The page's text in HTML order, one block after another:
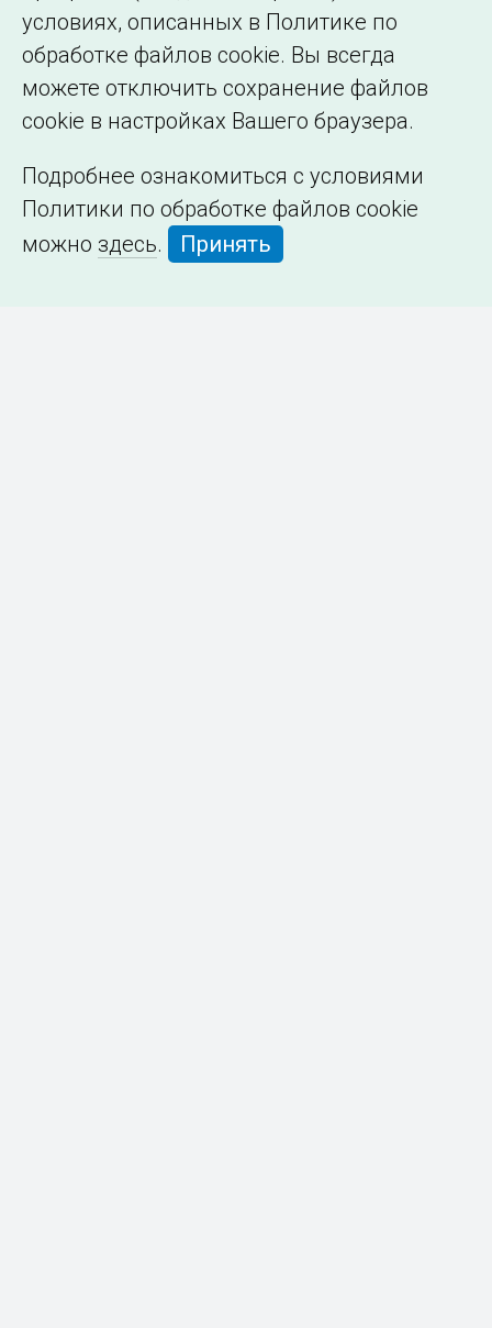
условиях, описанных в Политике по
обработке файлов cookie. Вы всегда
можете отключить сохранение файлов
cookie в настройках Вашего браузера.
Подробнее ознакомиться с условиями
Политики по обработке файлов cookie
можно здесь. Принять